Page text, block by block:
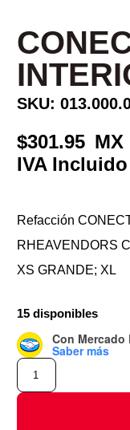
SKU:
301.95
Refacción
RHEAVENDORS
XS GRANDE; XL
15 disponibles
Con Mercado
Saber más